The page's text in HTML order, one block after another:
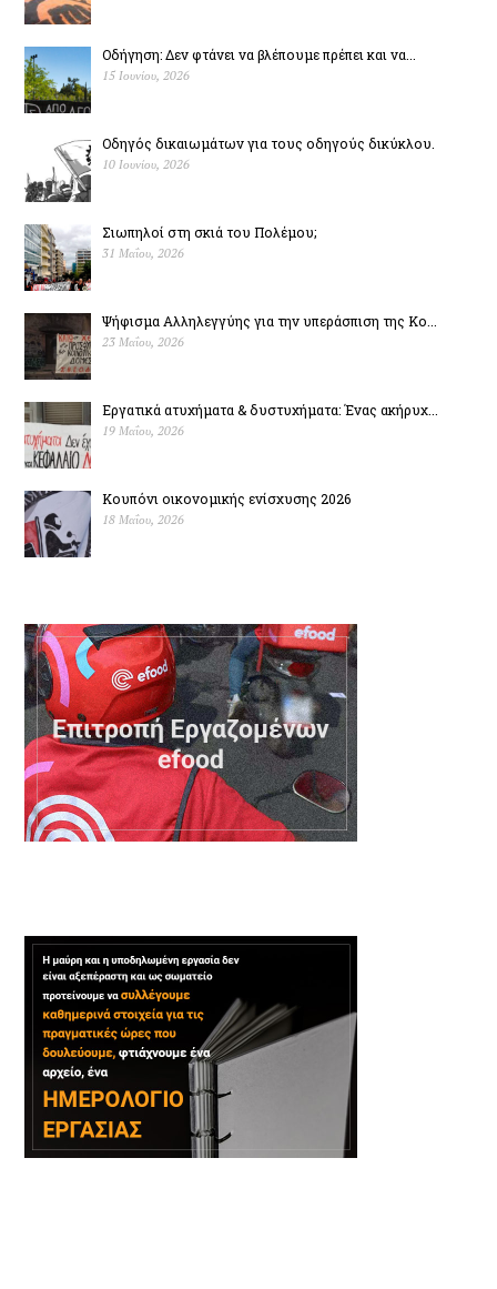
Οδήγηση: Δεν φτάνει να βλέπουμε πρέπει και να...
15 Ιουνίου, 2026
Οδηγός δικαιωμάτων για τους οδηγούς δικύκλου.
10 Ιουνίου, 2026
Σιωπηλοί στη σκιά του Πολέµου;
31 Μαΐου, 2026
Ψήφισμα Αλληλεγγύης για την υπεράσπιση της Κο...
23 Μαΐου, 2026
Εργατικά ατυχήματα & δυστυχήµατα: Ένας ακήρυχ...
19 Μαΐου, 2026
Κουπόνι οικονομικής ενίσχυσης 2026
18 Μαΐου, 2026